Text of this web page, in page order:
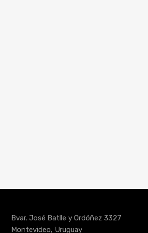
Bvar. José Batlle y Ordóñez 3327
Montevideo, Uruguay